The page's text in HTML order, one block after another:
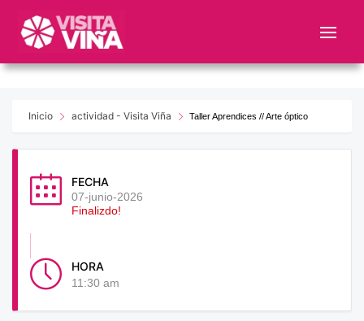
este
web
sistemaInicio actividad - Visita Viña Taller Aprendices // Arte óptico
FECHA
07-junio-2026
Finalizdo!
HORA
11:30 am